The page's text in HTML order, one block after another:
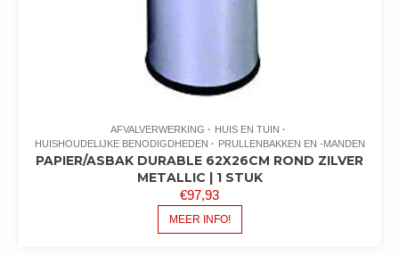
AFVALVERWERKING
HUIS EN TUIN
HUISHOUDELIJKE BENODIGDHEDEN
PRULLENBAKKEN EN -MANDEN
PAPIER/ASBAK DURABLE 62X26CM ROND ZILVER
METALLIC | 1 STUK
€97,93
MEER INFO!